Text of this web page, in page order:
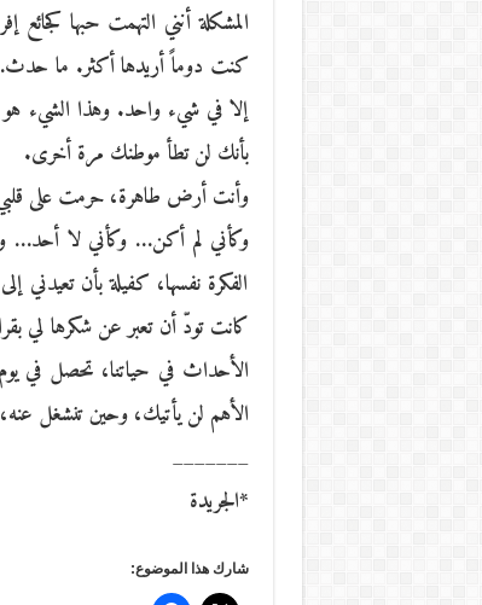
المشكلة أنني التهمت حبها
كنت دوماً أريدها أكثر. ما حدث…
إلا في شيء واحد. وهذا الشيء
بأنك لن تطأ موطنك مرة أخرى.
وأنت أرض طاهرة، حرمت على
وكأني لم أكن… وكأني لا أحد…
الفكرة نفسها، كفيلة بأن
كانت تودّ أن تعبر عن شكرها لي
الأحداث في حياتنا، تحصل في
الأهم لن يأتيك، وحين تنشغل
_______
*الجريدة
شارك هذا الموضوع: